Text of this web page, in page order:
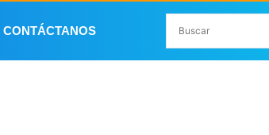
CONTÁCTANOS